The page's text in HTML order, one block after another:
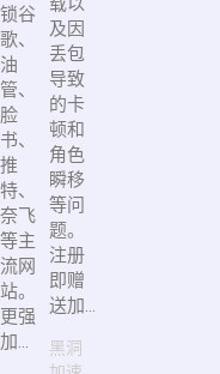
锁谷
歌、
油
管、
脸
书、
推
特、
奈飞
等主
流网
站。
更强
加...
及因
丢包
导致
的卡
顿和
角色
瞬移
等问
题。
注册
即赠
送加...
黑洞